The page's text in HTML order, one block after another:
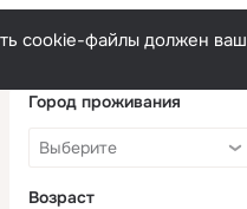
cookie-файлы должен ваш
Город проживания
Возраст